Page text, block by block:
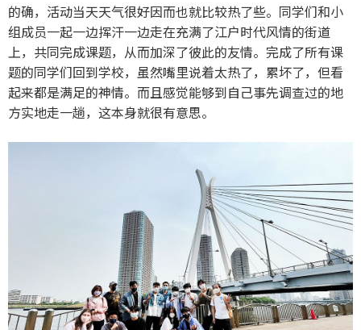
的确，活动当天天气很好因而也就比较热了些。同学们和小
组成员一起一边挥汗一边走在充满了江户时代风情的街道
上，共同完成课题，从而加深了彼此的友情。完成了所有课
题的同学们回到学校，虽然嘴里说着太热了，累坏了，但看
起来都是满足的神情。而且感觉能够到自己事先调查过的地
方实地走一趟，这本身就很有意思。